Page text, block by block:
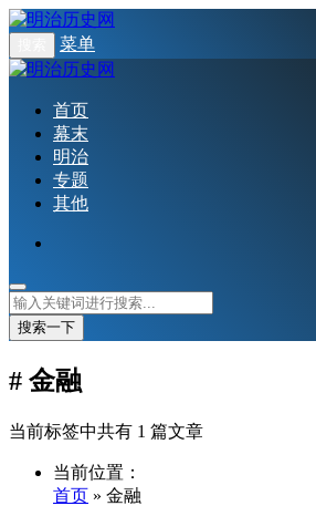
菜单
首页
幕末
明治
专题
其他
搜索一下
# 金融
当前标签中共有 1 篇文章
当前位置：
首页 » 金融